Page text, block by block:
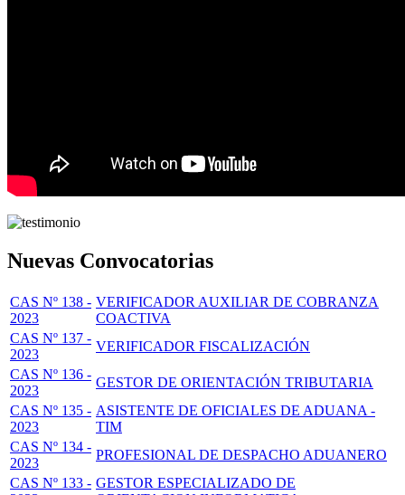
Nuevas Convocatorias
CAS Nº 138 -
2023
VERIFICADOR AUXILIAR DE COBRANZA
COACTIVA
CAS Nº 137 -
2023
VERIFICADOR FISCALIZACIÓN
CAS Nº 136 -
2023
GESTOR DE ORIENTACIÓN TRIBUTARIA
CAS Nº 135 -
2023
ASISTENTE DE OFICIALES DE ADUANA -
TIM
CAS Nº 134 -
2023
PROFESIONAL DE DESPACHO ADUANERO
CAS Nº 133 - GESTOR ESPECIALIZADO DE